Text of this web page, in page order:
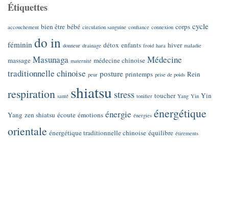
Étiquettes
accouchement bien être bébé circulation sanguine confiance connexion corps cycle
féminin do in donneur drainage détox enfants froid hara hiver maladie
massage Masunaga maternité médecine chinoise Médecine
traditionnelle chinoise peur posture printemps prise de poids Rein
respiration santé shiatsu stress tonifier toucher Yang Yin Yin
Yang zen shiatsu écoute émotions énergie énergies énergétique
orientale énergétique traditionnelle chinoise équilibre étirements